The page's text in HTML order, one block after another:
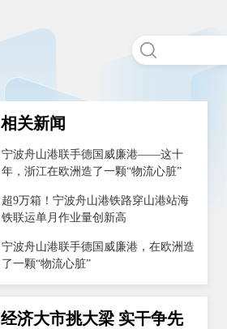
相关新闻
宁波舟山港联手德国威廉港——这十
年，浙江在欧洲造了一颗“物流心脏”
超9万箱！宁波舟山港铁路穿山港站海
铁联运单月作业量创新高
宁波舟山港联手德国威廉港，在欧洲造
了一颗“物流心脏”
经济大市挑大梁 实干争先